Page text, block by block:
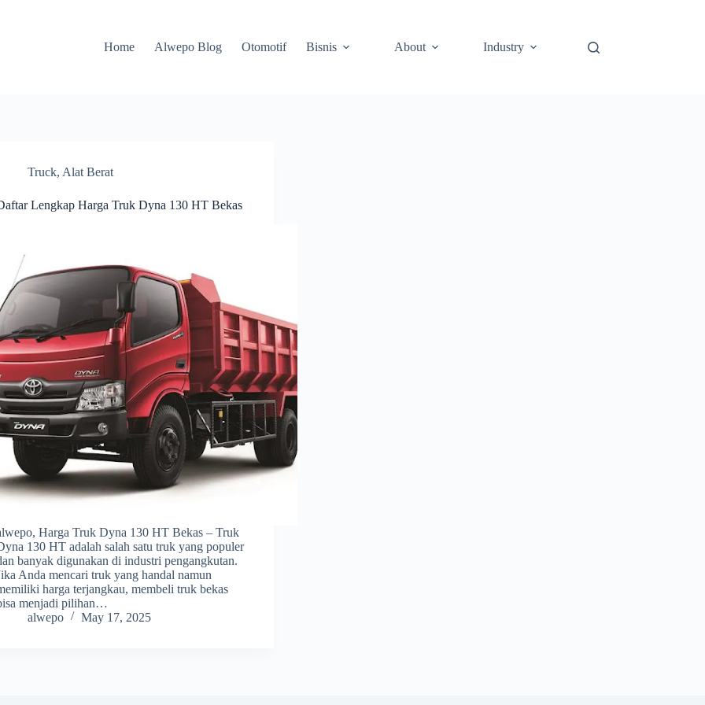
Home
Alwepo Blog Otomotif Bisnis About Industry
Truck, Alat Berat
Lengkap Harga Truk Dyna 130 HT Bekas
Harga Truk Dyna 130 HT Bekas – Truk
130 HT adalah salah satu truk yang populer
banyak digunakan di industri pengangkutan.
Anda mencari truk yang handal namun
harga terjangkau, membeli truk bekas
menjadi pilihan…
alwepo
May 17, 2025